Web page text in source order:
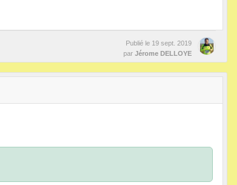
Publié le 19 sept. 2019
par Jérome DELLOYE